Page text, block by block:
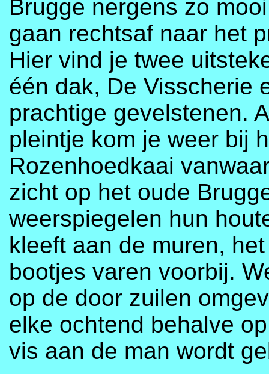
Brugge nergens zo
gaan rechtsaf naar het
Hier vind je twee
één dak, De Visscherie
prachtige gevelstenen.
pleintje kom je weer bij
Rozenhoedkaai
zicht op het oude
weerspiegelen hun
kleeft aan de muren,
bootjes varen voorbij.
op de door zuilen
elke ochtend behalve
vis aan de man wordt